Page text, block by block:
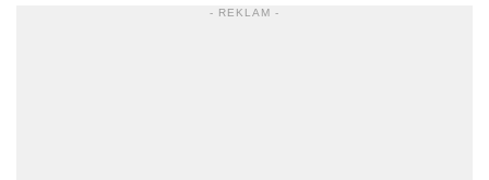
- REKLAM -